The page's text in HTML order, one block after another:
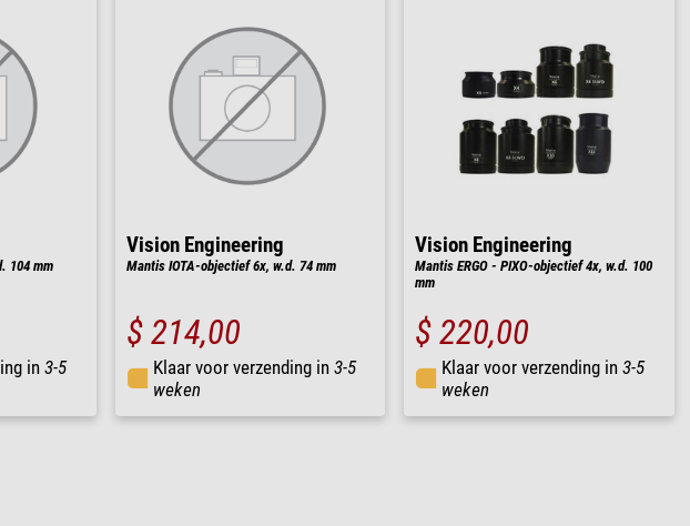
104 mm
in 3-5
Vision Engineering
Mantis IOTA-objectief 6x, w.d. 74 mm
$ 214,00
Klaar voor verzending in 3-5
weken
Vision Engineering
Mantis ERGO - PIXO-objectief 4x, w.d. 100
mm
$ 220,00
Klaar voor verzending in 3-5
weken